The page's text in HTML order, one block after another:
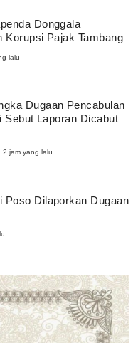
Donggala
Korupsi Pajak Tambang
lalu
Dugaan Pencabulan
Sebut Laporan Dicabut
2 jam yang lalu
Poso Dilaporkan Dugaan